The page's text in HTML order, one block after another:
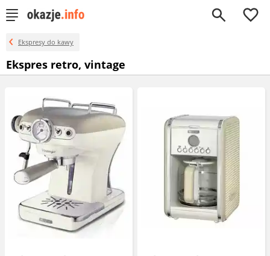
0
Ekspresy do kawy
Ekspres retro, vintage